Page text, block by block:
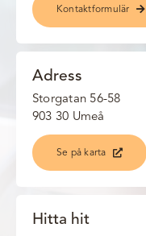
Kontaktformulär
Adress
Storgatan 56-58
903 30 Umeå
Se på karta
Hitta hit